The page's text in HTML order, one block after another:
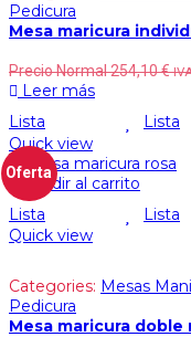
Pedicura
Mesa maricura
Precio Normal254,10€
Leer más
Lista
Lista
Quick view
Oferta
Añadir al carrito
Lista
Lista
Quick view
Categories: Mesas
Pedicura
Mesa maricura doble